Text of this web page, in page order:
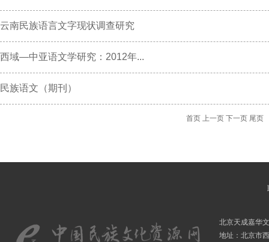
云南民族语言文字现状调查研究
西域—中亚语文学研究：2012年...
民族语文（期刊）
首页 上一页 下一页 尾页
北京天成嘉华
地址：北京市